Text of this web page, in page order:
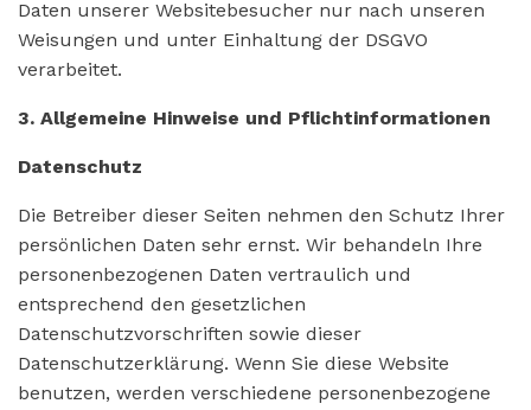
Daten unserer Websitebesucher nur nach unseren
Weisungen und unter Einhaltung der DSGVO
verarbeitet.
3. Allgemeine Hinweise und Pflichtinformationen
Datenschutz
Die Betreiber dieser Seiten nehmen den Schutz Ihrer
persönlichen Daten sehr ernst. Wir behandeln Ihre
personenbezogenen Daten vertraulich und
entsprechend den gesetzlichen
Datenschutzvorschriften sowie dieser
Datenschutzerklärung. Wenn Sie diese Website
benutzen, werden verschiedene personenbezogene